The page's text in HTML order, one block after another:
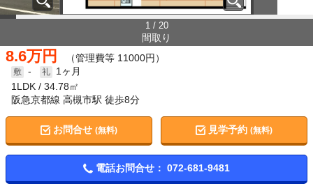
1 / 20
間取り
8.6万円 （管理費等 11000円）
-
1ヶ月
1LDK
34.78㎡
阪急京都線 高槻市駅 徒歩8分
お問合せ (無料) 見学予約(無料)
電話お問合せ： 072-681-9481